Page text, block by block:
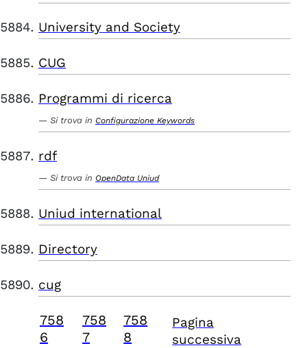
University and Society
CUG
Programmi di ricerca
Si trova in Configurazione Keywords
rdf
Si trova in OpenData Uniud
Uniud international
Directory
cug
758
6
758
7
758
8
Pagina
successiva